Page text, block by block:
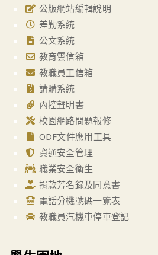
公版網站編輯說明
差勤系統
公文系統
教育雲信箱
教職員工信箱
請購系統
內控聲明書
校園網路問題報修
ODF文件應用工具
資通安全管理
職業安全衛生
捐款芳名錄及同意書
電話分機號碼一覽表
教職員汽機車停車登記